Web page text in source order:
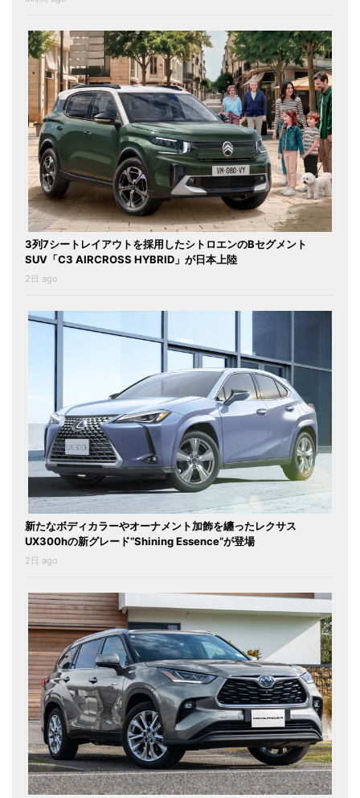
3列7シートレイアウトを採用したシトロエンのBセグメント
SUV「C3 AIRCROSS HYBRID」が日本上陸
2日 ago
新たなボディカラーやオーナメント加飾を纏ったレクサス
UX300hの新グレード“Shining Essence”が登場
2日 ago